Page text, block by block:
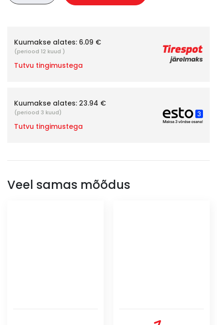
Kuumakse alates: 6.09 €
(periood 12 kuud )
Tutvu tingimustega
Kuumakse alates: 23.94 €
(periood 3 kuud)
Tutvu tingimustega
Veel samas mõõdus